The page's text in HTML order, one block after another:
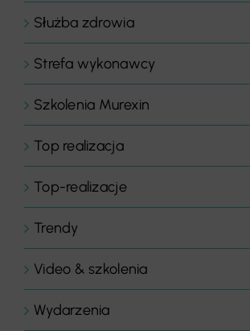
Służba zdrowia
Strefa wykonawcy
Szkolenia Murexin
Top realizacja
Top-realizacje
Trendy
Video & szkolenia
Wydarzenia